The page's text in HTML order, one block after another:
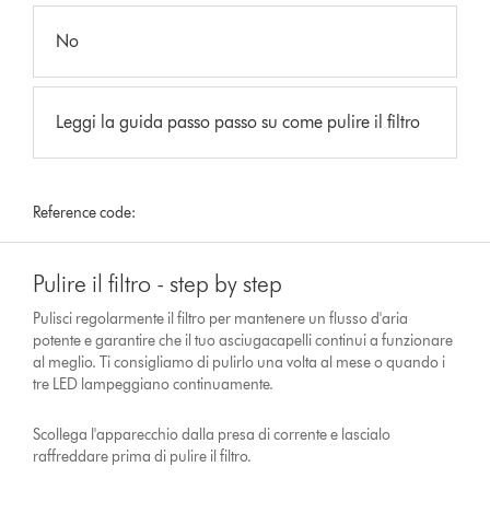
No
Leggi la guida passo passo su come pulire il filtro
Reference code:
Pulire il filtro - step by step
Pulisci regolarmente il filtro per mantenere un flusso d'aria
potente e garantire che il tuo asciugacapelli continui a funzionare
al meglio. Ti consigliamo di pulirlo una volta al mese o quando i
tre LED lampeggiano continuamente.
Scollega l'apparecchio dalla presa di corrente e lascialo
raffreddare prima di pulire il filtro.